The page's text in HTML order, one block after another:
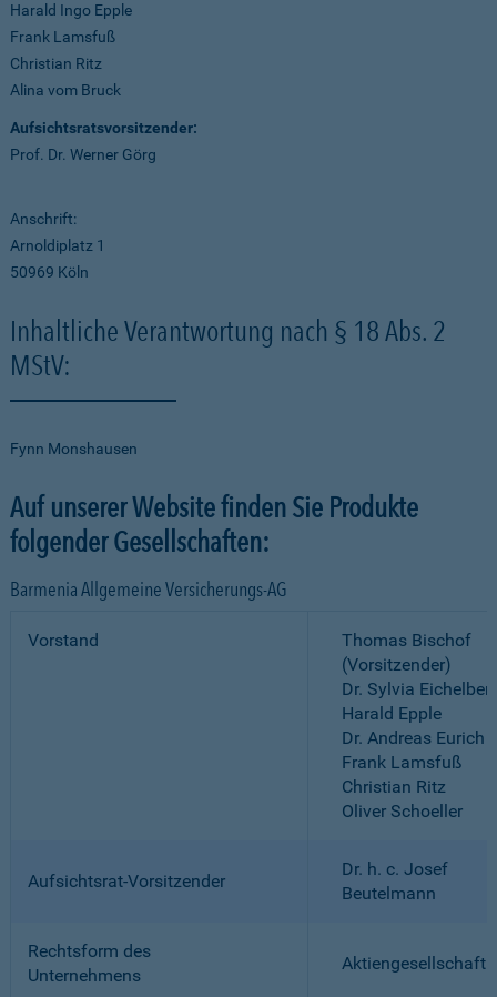
Harald Ingo Epple
Frank Lamsfuß
Christian Ritz
Alina vom Bruck
Aufsichtsratsvorsitzender:
Prof. Dr. Werner Görg
Anschrift:
Arnoldiplatz 1
50969 Köln
Inhaltliche Verantwortung nach § 18 Abs. 2
MStV:
Fynn Monshausen
Auf unserer Website finden Sie Produkte
folgender Gesellschaften:
Barmenia Allgemeine Versicherungs-AG
Vorstand
Thomas Bischof
(Vorsitzender)
Dr. Sylvia
Harald Epple
Dr. Andreas Eurich
Frank Lamsfuß
Christian Ritz
Oliver Schoeller
Aufsichtsrat-Vorsitzender
Dr. h. c. Josef
Beutelmann
Rechtsform des
Unternehmens
Aktiengesellschaft